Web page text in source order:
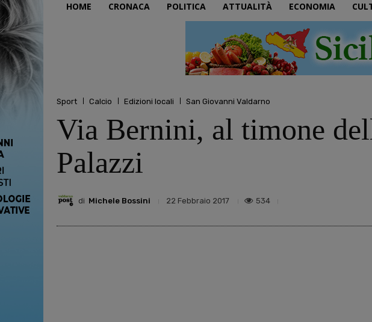
HOME CRONACA POLITICA ATTUALITÀ ECONOMIA
Sport Calcio Edizioni locali San Giovanni Valdarno
Via Bernini, al timone
Palazzi
di Michele Bossini 22 Febbraio 2017 534